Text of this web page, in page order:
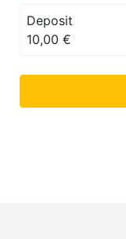
Deposit
10,00 €